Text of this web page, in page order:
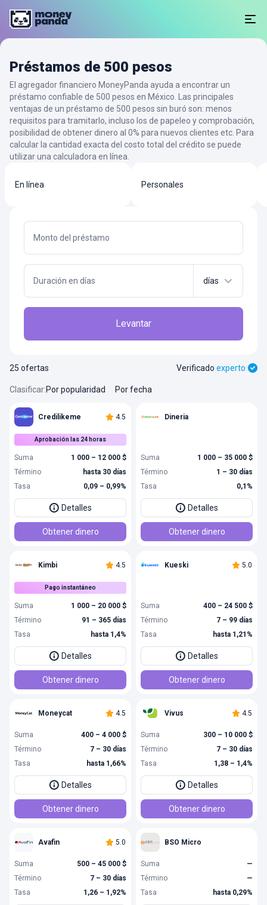
Préstamos de 500 pesos
El agregador financiero MoneyPanda ayuda a encontrar un
préstamo confiable de 500 pesos en México. Las principales
ventajas de un préstamo de 500 pesos sin buró son: menos
requisitos para tramitarlo, incluso los de papeleo y comprobación,
posibilidad de obtener dinero al 0% para nuevos clientes etc. Para
calcular la cantidad exacta del costo total del crédito se puede
utilizar una calculadora en línea.
En línea Personales
Monto del préstamo
Duración en días días
Levantar
25 ofertas
Clasificar:Por popularidad Por fecha
Verificado experto
Credilikeme 4.5
Aprobación las 24 horas
Suma
1 000 – 12 000 $
Término
hasta 30 días
Tasa
0,09 – 0,99%
Detalles
Obtener dinero
Dineria
Suma
1 000 – 35 000 $
Término
1 – 30 días
Tasa
0,1%
Detalles
Obtener dinero
Kimbi 4.5
Pago instantáneo
Suma
1 000 – 20 000 $
Término
91 – 365 días
Tasa
hasta 1,4%
Detalles
Obtener dinero
Kueski 5.0
Suma
400 – 24 500 $
Término
7 – 99 días
Tasa
hasta 1,21%
Detalles
Obtener dinero
Moneycat 4.5
Suma
400 – 4 000 $
Término
7 – 30 días
Tasa
hasta 1,66%
Detalles
Obtener dinero
Vivus 4.5
Suma
300 – 10 000 $
Término
7 – 30 días
Tasa
1,38 – 1,4%
Detalles
Obtener dinero
Avafin 5.0
Suma
500 – 45 000 $
Término
7 – 30 días
Tasa
1,26 – 1,92%
BSO Micro
Suma
—
Término
—
Tasa
hasta 0,29%